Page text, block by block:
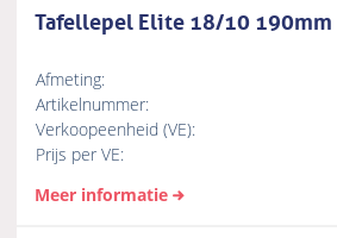
Tafellepel Elite 18/10 190mm
Afmeting:
Artikelnummer:
Verkoopeenheid (VE):
Prijs per VE:
Meer informatie